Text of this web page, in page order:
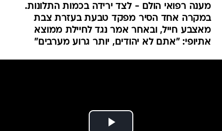
מענה רפואי הולם - לצד ירידה בכמות התלונות.
במקרה אחד הסיר מפקד טבעת בעזרת צבת
מאצבע חייל, ובאחר אמר נגד לחיילת ממוצא
אתיופי: "אתם לא יהודים, יותר גרוע מערבים"